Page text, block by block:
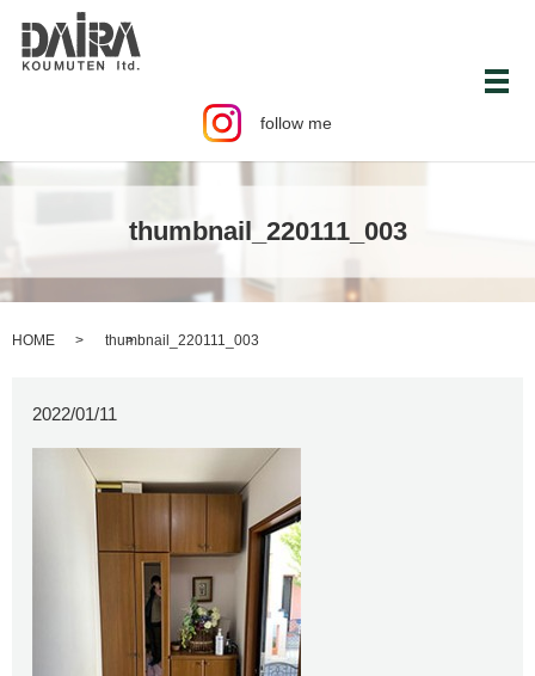
follow me
メ
thumbnail_220111_003
HOME thumbnail_220111_003
2022/01/11